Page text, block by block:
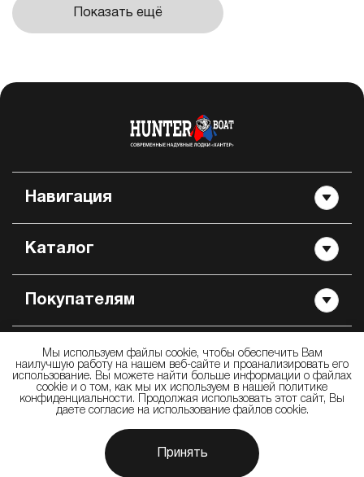
Показать ещё
Навигация
Каталог
Покупателям
Контакты
© 2009 —
ООО «Производственно Торговая Компания Хантер» —
производство и продажа надувных лодок «Хантер»
Дизайн и разработка сайта:
Мы используем файлы cookie, чтобы обеспечить Вам
наилучшую работу на нашем веб-сайте и проанализировать его
использование. Вы можете найти больше информации о файлах
cookie и о том, как мы их используем в нашей политике
конфиденциальности. Продолжая использовать этот сайт, Вы
даете согласие на использование файлов cookie.
Принять